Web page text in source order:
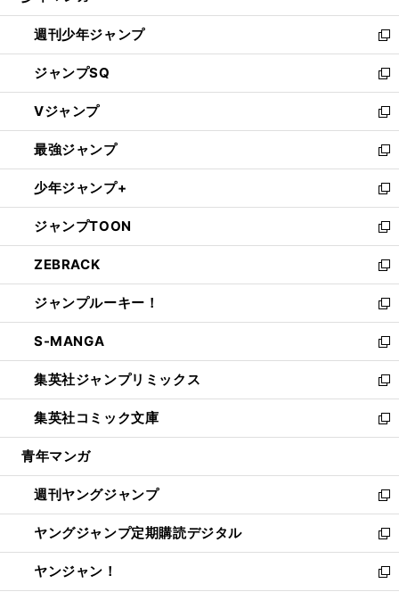
開
く
週刊少年ジャンプ
新
し
い
ウ
ィ
ン
ド
ウ
で
開
く
ジャンプSQ
新
し
い
ウ
ィ
ン
ド
ウ
で
開
く
Vジャンプ
新
し
い
ウ
ィ
ン
ド
ウ
で
開
く
最強ジャンプ
新
し
い
ウ
ィ
ン
ド
ウ
で
開
く
少年ジャンプ+
新
し
い
ウ
ィ
ン
ド
ウ
で
開
く
ジャンプTOON
新
し
い
ウ
ィ
ン
ド
ウ
で
開
く
ZEBRACK
新
し
い
ウ
ィ
ン
ド
ウ
で
開
ジャンプルーキー！
新
し
い
ウ
ィ
ン
ド
ウ
開
く
S-MANGA
新
し
い
ウ
ィ
ン
ウ
で
開
く
集英社ジャンプリミックス
新
し
い
ウ
ン
ド
ウ
で
開
く
集英社コミック文庫
新
し
ウ
ィ
ン
ド
ウ
で
開
青年マンガ
週刊ヤングジャンプ
新
し
い
ウ
ィ
ン
ヤングジャンプ定期購読デジタル
新
し
い
ウ
ヤンジャン！
新
し